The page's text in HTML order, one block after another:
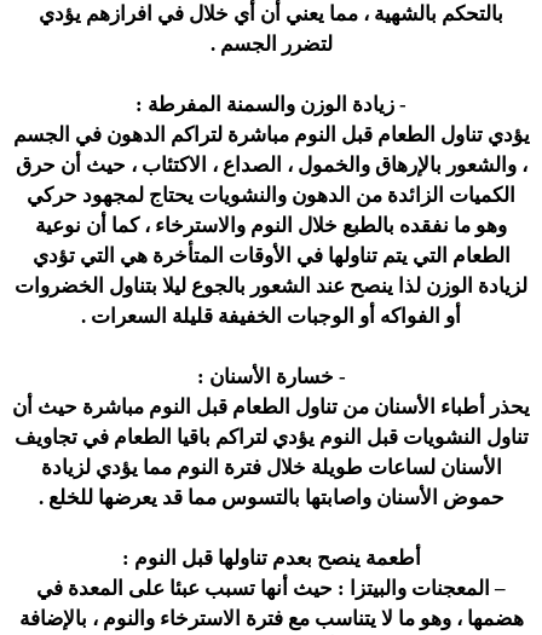
بالتحكم بالشهية ، مما يعني أن أي خلال في افرازهم يؤدي
لتضرر الجسم .
- زيادة الوزن والسمنة المفرطة :
يؤدي تناول الطعام قبل النوم مباشرة لتراكم الدهون في الجسم
، والشعور بالإرهاق والخمول ، الصداع ، الاكتئاب ، حيث أن حرق
الكميات الزائدة من الدهون والنشويات يحتاج لمجهود حركي
وهو ما نفقده بالطبع خلال النوم والاسترخاء ، كما أن نوعية
الطعام التي يتم تناولها في الأوقات المتأخرة هي التي تؤدي
لزيادة الوزن لذا ينصح عند الشعور بالجوع ليلا بتناول الخضروات
أو الفواكه أو الوجبات الخفيفة قليلة السعرات .
- خسارة الأسنان :
يحذر أطباء الأسنان من تناول الطعام قبل النوم مباشرة حيث أن
تناول النشويات قبل النوم يؤدي لتراكم باقيا الطعام في تجاويف
الأسنان لساعات طويلة خلال فترة النوم مما يؤدي لزيادة
حموض الأسنان واصابتها بالتسوس مما قد يعرضها للخلع .
أطعمة ينصح بعدم تناولها قبل النوم :
– المعجنات والبيتزا : حيث أنها تسبب عبئا على المعدة في
هضمها ، وهو ما لا يتناسب مع فترة الاسترخاء والنوم ، بالإضافة